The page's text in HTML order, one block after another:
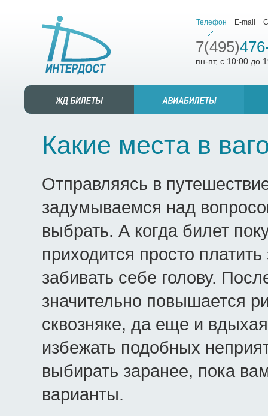
Телефон E-mail
7(495)
пн-пт, с 10:00 до
Какие места в
Отправляясь в
задумываемся над
выбрать. А когда билет
приходится просто
забивать себе голову.
значительно повышается
сквозняке, да еще и
избежать подобных
выбирать заранее, пока
варианты.